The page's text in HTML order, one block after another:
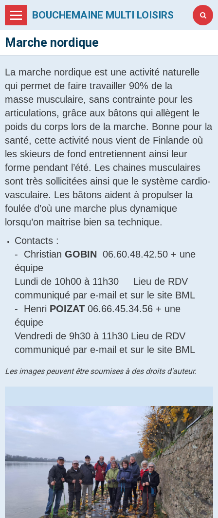
BOUCHEMAINE MULTI LOISIRS
Marche nordique
La marche nordique est une activité naturelle
qui permet de faire travailler 90% de la
masse musculaire, sans contrainte pour les
articulations, grâce aux bâtons qui allègent le
poids du corps lors de la marche. Bonne pour la
santé, cette activité nous vient de Finlande où
les skieurs de fond entretiennent ainsi leur
forme pendant l’été. Les chaines musculaires
sont très sollicitées ainsi que le système cardio-
vasculaire. Les bâtons aident à propulser la
foulée d’où une marche plus dynamique
lorsqu’on maitrise bien sa technique.
Contacts :
- Christian GOBIN 06.60.48.42.50 + une
équipe
Lundi de 10h00 à 11h30 Lieu de RDV
communiqué par e-mail et sur le site BML
- Henri POIZAT 06.66.45.34.56 + une
équipe
Vendredi de 9h30 à 11h30 Lieu de RDV
communiqué par e-mail et sur le site BML
Les images peuvent être soumises à des droits d'auteur.